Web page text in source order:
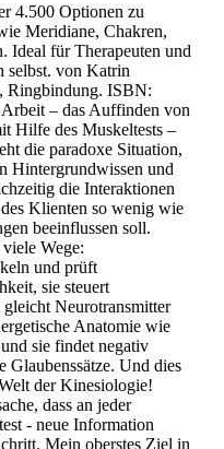
4.500 Optionen zu
Meridiane, Chakren,
Ideal für Therapeuten und
selbst. von Katrin
Ringbindung. ISBN:
– das Auffinden von
Hilfe des Muskeltests –
die paradoxe Situation,
Hintergrundwissen und
die Interaktionen
Klienten so wenig wie
beeinflussen soll.
Wege:
und prüft
sie steuert
Neurotransmitter
Anatomie wie
sie findet negativ
Glaubenssätze. Und dies
der Kinesiologie!
dass an jeder
- neue Information
Mein oberstes Ziel in